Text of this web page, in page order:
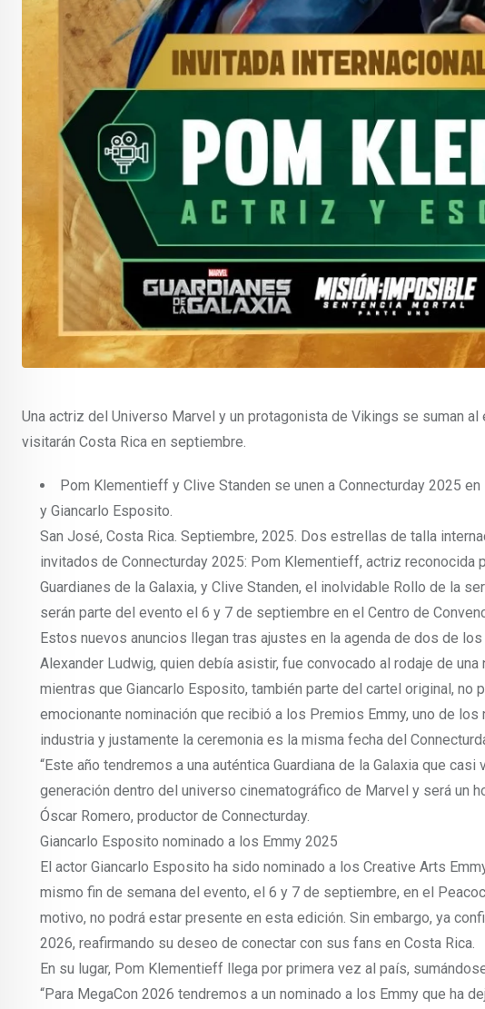
Una actriz del Universo Marvel y un protagonista de Vikings se suman
visitarán Costa Rica en septiembre.
Pom Klementieff y Clive Standen se unen a Connecturday 2025
y Giancarlo Esposito.
San José, Costa Rica. Septiembre, 2025. Dos estrellas de talla
invitados de Connecturday 2025: Pom Klementieff, actriz reconocida
Guardianes de la Galaxia, y Clive Standen, el inolvidable Rollo de la
serán parte del evento el 6 y 7 de septiembre en el Centro de
Estos nuevos anuncios llegan tras ajustes en la agenda de dos de
Alexander Ludwig, quien debía asistir, fue convocado al rodaje de
mientras que Giancarlo Esposito, también parte del cartel original, no
emocionante nominación que recibió a los Premios Emmy, uno de
industria y justamente la ceremonia es la misma fecha del
“Este año tendremos a una auténtica Guardiana de la Galaxia que casi
generación dentro del universo cinematográfico de Marvel y será un
Óscar Romero, productor de Connecturday.
Giancarlo Esposito nominado a los Emmy 2025
El actor Giancarlo Esposito ha sido nominado a los Creative Arts
mismo fin de semana del evento, el 6 y 7 de septiembre, en el
motivo, no podrá estar presente en esta edición. Sin embargo, ya
2026, reafirmando su deseo de conectar con sus fans en Costa Rica.
En su lugar, Pom Klementieff llega por primera vez al país,
“Para MegaCon 2026 tendremos a un nominado a los Emmy que ha